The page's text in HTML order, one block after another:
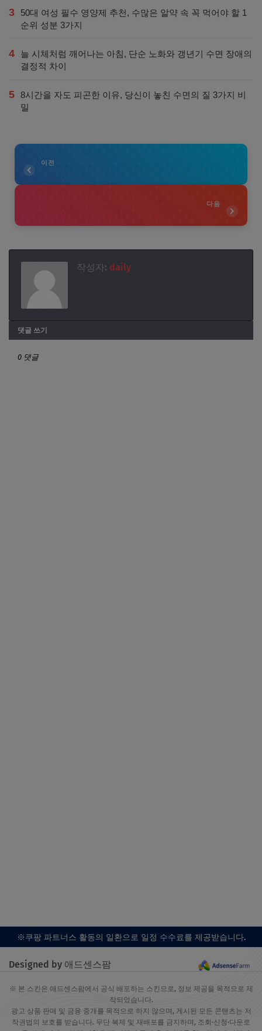
3
50대 여성 필수 영양제 추천, 수많은 알약 속 꼭 먹어야 할 1
순위 성분 3가지
4
늘 시체처럼 깨어나는 아침, 단순 노화와 갱년기 수면 장애의
결정적 차이
5 8시간을 자도 피곤한 이유, 당신이 놓친 수면의 질 3가지 비
밀
이전
다음
작성자: daily
댓글 쓰기
0 댓글
※쿠팡 파트너스 활동의 일환으로 일정 수수료를 제공받습니다.
Designed by 애드센스팜
※ 본 스킨은 애드센스팜에서 공식 배포하는 스킨으로, 정보 제공을 목적으로 제
작되었습니다.
광고 상품 판매 및 금융 중개를 목적으로 하지 않으며, 게시된 모든 콘텐츠는 저
작권법의 보호를 받습니다. 무단 복제 및 재배포를 금지하며, 조회·신청·다운로